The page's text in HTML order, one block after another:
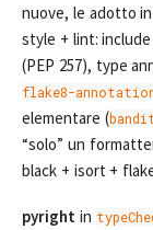
nuove, le adotto
style + lint:
(PEP 257), type
flake8-
elementare (
“solo” un
black + isort +
pyright in